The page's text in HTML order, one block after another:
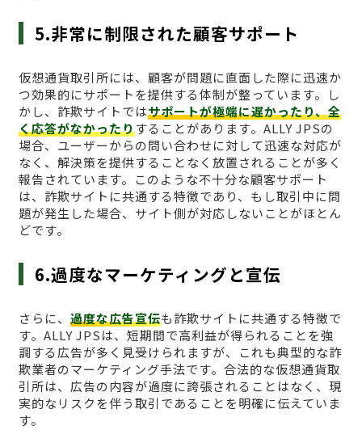
5.非常に制限された顧客サポート
仮想通貨取引所には、顧客が問題に直面した際に迅速か
つ効果的にサポートを提供する体制が整っています。し
かし、詐欺サイトではサポートが極端に遅かったり、全
く応答がなかったりすることがあります。ALLY JPSの
場合、ユーザーからの問い合わせに対して迅速な対応が
なく、解決策を提供することなく放置されることが多く
報告されています。このような不十分な顧客サポート
は、詐欺サイトに共通する特徴であり、もし取引中に問
題が発生した場合、サイト側が対応しないことがほとん
どです。
6.過度なマーケティングと宣伝
さらに、 過度な広告宣伝も詐欺サイトに共通する特徴で
す。ALLY JPSは、短期間で高利益が得られることを強
調する広告が多く見受けられますが、これも典型的な詐
欺業者のマーケティング手法です。合法的な仮想通貨取
引所は、広告の内容が過度に誇張されることはなく、現
実的なリスクを伴う取引であることを明確に伝えていま
す。